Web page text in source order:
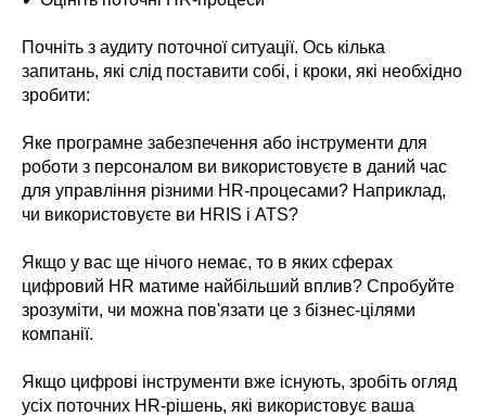
Почніть з аудиту поточної ситуації. Ось кілька
запитань, які слід поставити собі, і кроки, які необхідно
зробити:
Яке програмне забезпечення або інструменти для
роботи з персоналом ви використовуєте в даний час
для управління різними HR-процесами? Наприклад,
чи використовуєте ви HRIS і ATS?
Якщо у вас ще нічого немає, то в яких сферах
цифровий HR матиме найбільший вплив? Спробуйте
зрозуміти, чи можна пов'язати це з бізнес-цілями
компанії.
Якщо цифрові інструменти вже існують, зробіть огляд
усіх поточних HR-рішень, які використовує ваша